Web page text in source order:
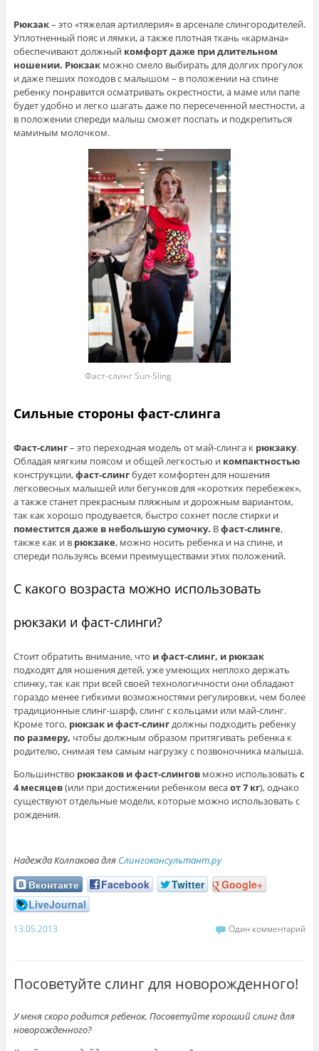
Рюкзак– это «тяжелая артиллерия» в арсенале слингородителей.
Уплотненный пояс и лямки, а также плотная ткань «кармана»
обеспечивают должныйкомфорт даже при длительном
ношении. Рюкзакможно смело выбирать для долгих прогулок
и даже пеших походов с малышом – в положении на спине
ребенку понравится осматривать окрестности, а маме или папе
будет удобно и легко шагать даже по пересеченной местности, а
в положении спереди малыш сможет поспать и подкрепиться
маминым молочком.
Фаст-слинг Sun-Sling
Сильные стороны фаст-слинга
Фаст-слинг– это переходная модель от май-слинга к рюкзаку.
Обладая мягким поясом и общей легкостью и компактностью
конструкции,фаст-слингбудет комфортен для ношения
легковесных малышей или бегунков для «коротких перебежек»,
а также станет прекрасным пляжным и дорожным вариантом,
так как хорошо продувается, быстро сохнет после стирки и
поместится даже в небольшую сумочку. Вфаст-слинге,
также как и в рюкзаке, можно носить ребенка и на спине, и
спереди пользуясь всеми преимуществами этих положений.
С какого возраста можно использовать
рюкзаки и фаст-слинги?
Стоит обратить внимание, что и фаст-слинг, и рюкзак
подходят для ношения детей, уже умеющих неплохо держать
спинку, так как при всей своей технологичности они обладают
гораздо менее гибкими возможностями регулировки, чем более
традиционные слинг-шарф, слинг с кольцами или май-слинг.
Кроме того, рюкзак и фаст-слингдолжны подходить ребенку
по размеру, чтобы должным образом притягивать ребенка к
родителю, снимая тем самым нагрузку с позвоночника малыша.
Большинство рюкзаков и фаст-слинговможно использовать с
4 месяцев(или при достижении ребенком весаот 7 кг), однако
существуют отдельные модели, которые можно использовать с
рождения.
Надежда Колпакова для Слингоконсультант.ру
Вконтакте Facebook Twitter
Google+
LiveJournal
13.05.2013 Один комментарий
Посоветуйте слинг для новорожденного!
У меня скоро родится ребенок. Посоветуйте хороший слинг для
новорожденного?